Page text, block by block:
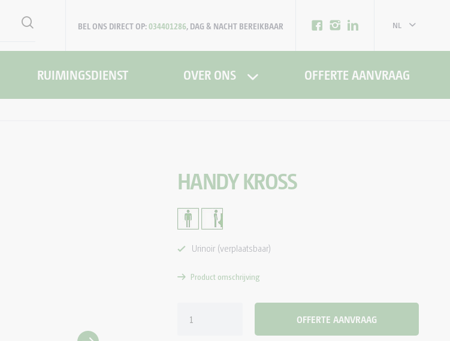
BEL ONS DIRECT OP:034401286 , DAG & NACHT BEREIKBAAR
NL
RUIMINGSDIENST OVER ONS OFFERTE AANVRAAG
HANDY KROSS
Urinoir (verplaatsbaar)
Product omschrijving
OFFERTE AANVRAAG